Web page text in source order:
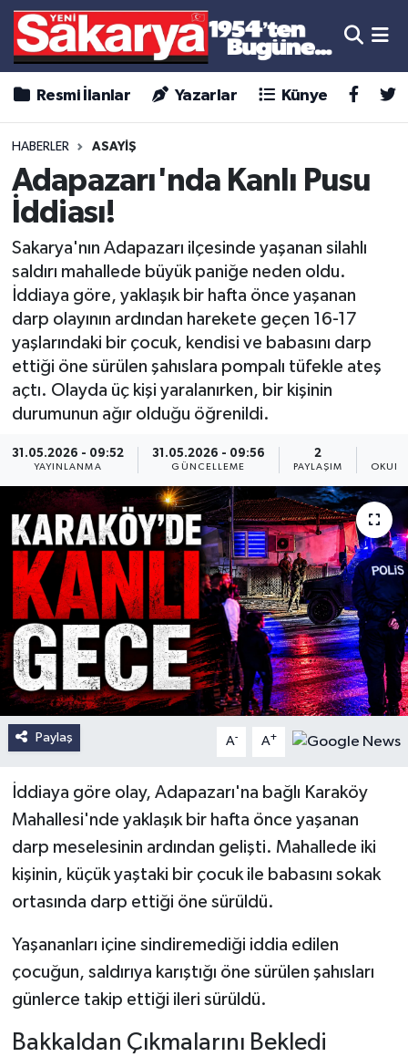
Resmi İlanlar Yazarlar Künye
HABERLER ASAYİŞ
Adapazarı'nda Kanlı Pusu
İddiası!
Sakarya'nın Adapazarı ilçesinde yaşanan silahlı
saldırı mahallede büyük paniğe neden oldu.
İddiaya göre, yaklaşık bir hafta önce yaşanan
darp olayının ardından harekete geçen 16-17
yaşlarındaki bir çocuk, kendisi ve babasını darp
ettiği öne sürülen şahıslara pompalı tüfekle ateş
açtı. Olayda üç kişi yaralanırken, bir kişinin
durumunun ağır olduğu öğrenildi.
31.05.2026 - 09:52
YAYINLANMA
31.05.2026 - 09:56
GÜNCELLEME
2
PAYLAŞIM
Paylaş A- A+
İddiaya göre olay, Adapazarı'na bağlı Karaköy
Mahallesi'nde yaklaşık bir hafta önce yaşanan
darp meselesinin ardından gelişti. Mahallede iki
kişinin, küçük yaştaki bir çocuk ile babasını sokak
ortasında darp ettiği öne sürüldü.
Yaşananları içine sindiremediği iddia edilen
çocuğun, saldırıya karıştığı öne sürülen şahısları
günlerce takip ettiği ileri sürüldü.
Bakkaldan Çıkmalarını Bekledi